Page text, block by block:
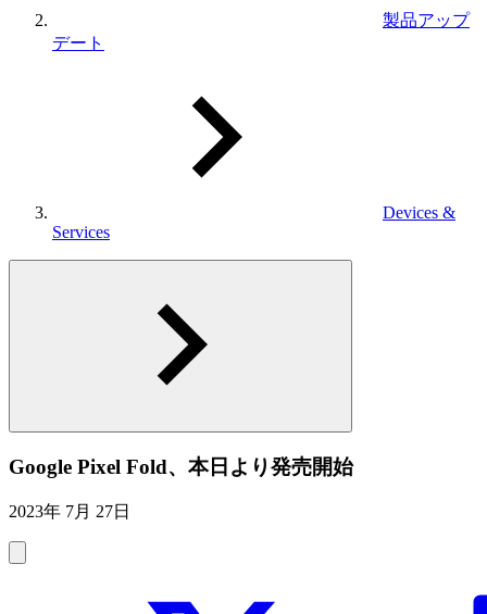
製品アップ
デート
Devices &
Services
Google Pixel Fold、本日より発売開始
2023年 7月 27日